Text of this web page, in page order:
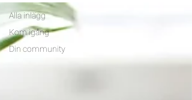
Alla inlägg
Kom igång
Din community